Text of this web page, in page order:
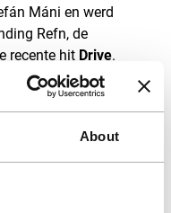
About
Máni en werd
Refn, de
recente hit Drive.